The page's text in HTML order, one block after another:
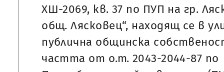
ХШ-2069, кв. 37 по ПУП на гр.
общ. Лясковец“, находящ се в
публична общинска
частта от о.т. 2043-2044-87 по